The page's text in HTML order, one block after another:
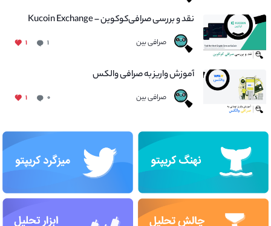
نقد و بررسی صرافی‌کوکوین – Kucoin Exchange
صرافی بین ۱ ۱
آموزش واریز به صرافی والکس
صرافی بین ۰ ۱